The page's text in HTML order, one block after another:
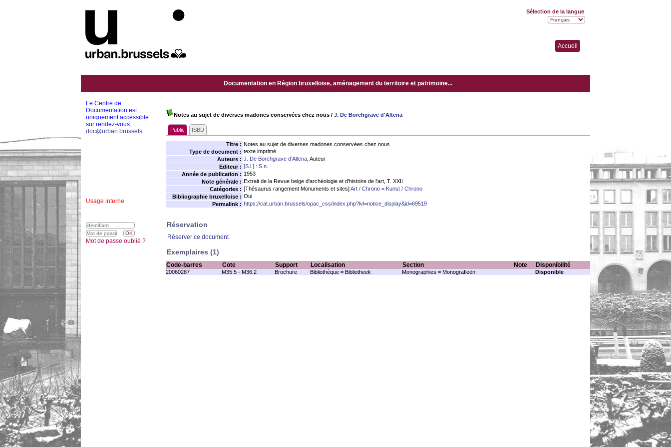
Accueil
Documentation en Région bruxelloise, aménagement du territoire et patrimoine...
Notes au sujet de diverses madones conservées chez nous / J. De Borchgrave d'Altena
Public ISBD
Titre : Notes au sujet de diverses madones conservées chez nous
Type de document : texte imprimé
Auteurs : J. De Borchgrave d'Altena , Auteur
Editeur : [S.l.] : S.n.
Année de publication : 1953
Note générale : Extrait de la Revue belge d'archéologie et d'histoire de l'art, T. XXII
Catégories : [Thésaurus rangement Monuments et sites]Art / Chrono = Kunst / Chrono
Bibliographie bruxelloise : Oui
Permalink : https://cat.urban.brussels/opac_css/index.php?lvl=notice_display&id=69519
Réservation
Réserver ce document
Exemplaires (1)
Code-barres Cote Support Localisation Section Note Disponibilité
20060287 M35.5 - M36.2 Brochure Bibliothèque = Bibliotheek Monographies = Monografieën Disponible
Le Centre de
Documentation est
uniquement accessible
sur rendez-vous :
doc@urban.brussels
Usage interne
Sélection de la langue
Mot de passe oublié ?